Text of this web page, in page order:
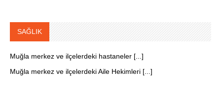
SAĞLIK
Muğla merkez ve ilçelerdeki hastaneler [...]
Muğla merkez ve ilçelerdeki Aile Hekimleri [...]